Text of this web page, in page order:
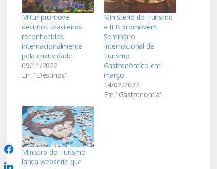
MTur promove
destinos brasileiros
reconhecidos
internacionalmente
pela criatividade
09/11/2022
Em "Destinos"
Ministério do Turismo
e IFB promovem
Seminário
Internacional de
Turismo
Gastronômico em
março
14/02/2022
Em "Gastronomia"
Ministro do Turismo
lança websérie que